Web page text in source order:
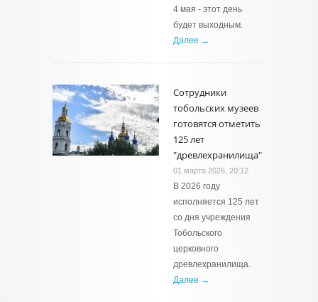
4 мая - этот день
будет выходным.
Далее →
Сотрудники
тобольских музеев
готовятся отметить
125 лет
"древлехранилища"
01 марта 2026, 20:12
В 2026 году
исполняется 125 лет
со дня учреждения
Тобольского
церковного
древлехранилища.
Далее →